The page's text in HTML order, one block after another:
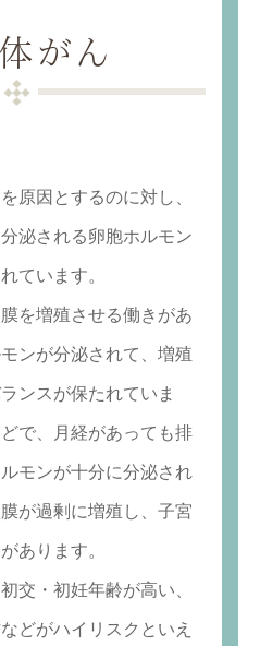
がん
原因とするのに対し、
泌される卵胞ホルモン
ています。
を増殖させる働きがあ
ンが分泌されて、増殖
ンスが保たれていま
で、月経があっても排
モンが十分に分泌され
が過剰に増殖し、子宮
あります。
交・初妊年齢が高い、
どがハイリスクといえ